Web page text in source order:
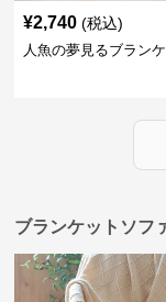
¥2,740 (税込)
人魚の夢見るブラン
ブランケットソフ